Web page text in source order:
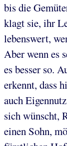
bis die
klagt sie, ihr
lebenswert,
Aber wenn es
es besser so.
erkennt, dass
auch
sich wünscht,
einen Sohn,